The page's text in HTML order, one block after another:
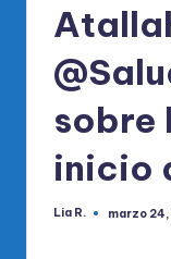
P
R
Msobre
inicio
Publicado
Lia R. marzo